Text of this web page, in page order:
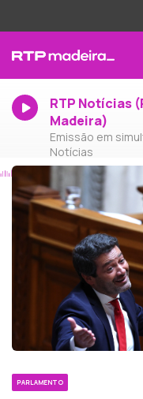
RTP Notícias
Madeira)
Emissão em
Notícias
PARLAMENTO